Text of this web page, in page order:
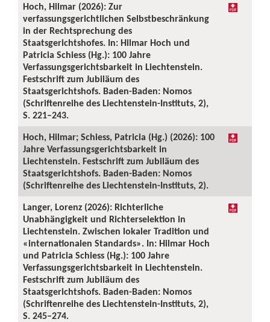
Hoch, Hilmar (2026): Zur
verfassungsgerichtlichen Selbstbeschränkung
in der Rechtsprechung des
Staatsgerichtshofes. In: Hilmar Hoch und
Patricia Schiess (Hg.): 100 Jahre
Verfassungsgerichtsbarkeit in Liechtenstein.
Festschrift zum Jubiläum des
Staatsgerichtshofs. Baden-Baden: Nomos
(Schriftenreihe des Liechtenstein-Instituts, 2),
S. 221–243.
Hoch, Hilmar; Schiess, Patricia (Hg.) (2026): 100
Jahre Verfassungsgerichtsbarkeit in
Liechtenstein. Festschrift zum Jubiläum des
Staatsgerichtshofs. Baden-Baden: Nomos
(Schriftenreihe des Liechtenstein-Instituts, 2).
Langer, Lorenz (2026): Richterliche
Unabhängigkeit und Richterselektion in
Liechtenstein. Zwischen lokaler Tradition und
«internationalen Standards». In: Hilmar Hoch
und Patricia Schiess (Hg.): 100 Jahre
Verfassungsgerichtsbarkeit in Liechtenstein.
Festschrift zum Jubiläum des
Staatsgerichtshofs. Baden-Baden: Nomos
(Schriftenreihe des Liechtenstein-Instituts, 2),
S. 245–274.